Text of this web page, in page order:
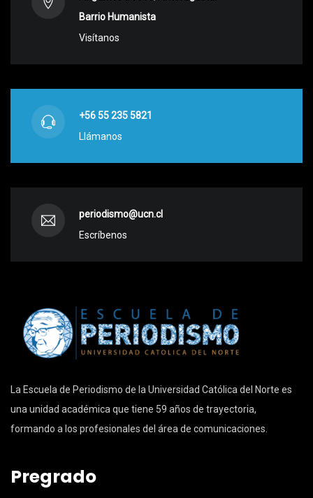
Barrio Humanista
Visítanos
+56 55 235 5821
Llámanos
periodismo@ucn.cl
Escríbenos
La Escuela de Periodismo de la Universidad Católica del Norte es
una unidad académica que tiene 59 años de trayectoria,
formando a los profesionales del área de comunicaciones.
Pregrado